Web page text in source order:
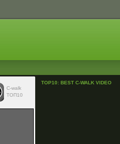
C-walk
ТОП10
TOP10: BEST C-WALK VIDEO